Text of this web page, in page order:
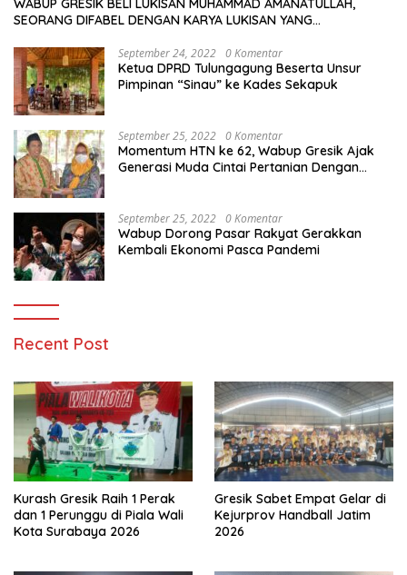
SEORANG DIFABEL DENGAN KARYA LUKISAN YANG
September 24, 2022 0 Komentar
Ketua DPRD Tulungagung Beserta Unsur
Pimpinan “Sinau” ke Kades Sekapuk
September 25, 2022 0 Komentar
Momentum HTN ke 62, Wabup Gresik Ajak
Generasi Muda Cintai Pertanian Dengan
September 25, 2022 0 Komentar
Wabup Dorong Pasar Rakyat Gerakkan
Kembali Ekonomi Pasca Pandemi
Recent Post
Kurash Gresik Raih 1 Perak
dan 1 Perunggu di Piala Wali
Kota Surabaya 2026
Gresik Sabet Empat Gelar di
Kejurprov Handball Jatim
2026